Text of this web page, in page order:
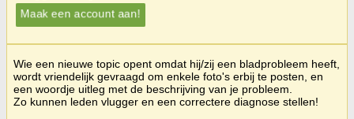
Maak een account aan!
Wie een nieuwe topic opent omdat hij/zij een bladprobleem heeft,
wordt vriendelijk gevraagd om enkele foto's erbij te posten, en
een woordje uitleg met de beschrijving van je probleem.
Zo kunnen leden vlugger en een correctere diagnose stellen!